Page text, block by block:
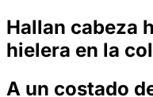
Hallan cabeza
hielera en la
A un costado